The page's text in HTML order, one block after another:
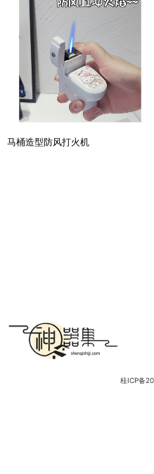
马桶造型防风打火机
桂ICP备